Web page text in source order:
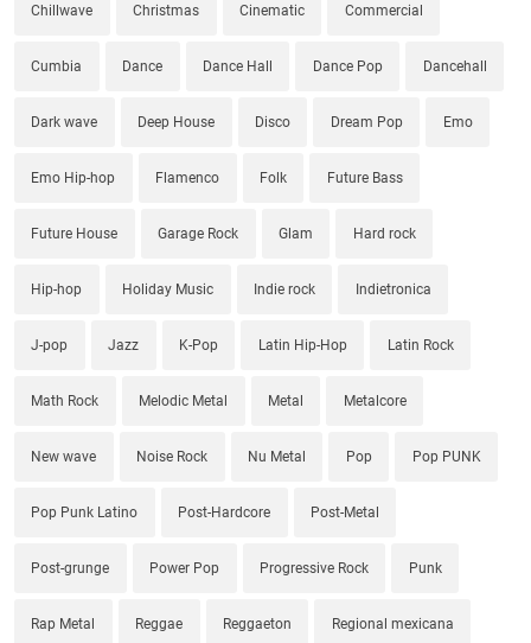
Chillwave Christmas Cinematic Commercial
Cumbia Dance Dance Hall Dance Pop Dancehall
Dark wave Deep House Disco Dream Pop Emo
Emo Hip-hop Flamenco Folk Future Bass
Future House Garage Rock Glam Hard rock
Hip-hop Holiday Music Indie rock Indietronica
J-pop Jazz K-Pop Latin Hip-Hop Latin Rock
Math Rock Melodic Metal Metal Metalcore
New wave Noise Rock Nu Metal Pop Pop PUNK
Pop Punk Latino Post-Hardcore Post-Metal
Post-grunge Power Pop Progressive Rock Punk
Rap Metal Reggae Reggaeton Regional mexicana